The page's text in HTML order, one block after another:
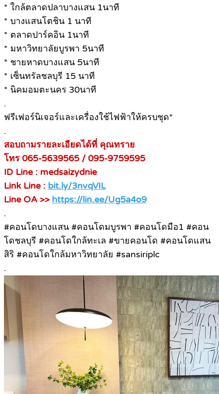
* ใกล้ตลาดปลาบางแสน 1นาที
* บางแสนโตชิน 1 นาที
* ตลาดปาร์คอิน 1นาที
* มหาวิทยาลัยบูรพา 5นาที
* ชายหาดบางแสน 5นาที
* เซ็นทรัลชลบุรี 15 นาที
* นิคมอมตะนคร 30นาที
.
ฟรีเฟอร์นิเจอร์และเครื่องใช้ไฟฟ้าให้ครบชุด*
.
สอบถามรายละเอียดได้ที่ คุณทราย
โทร 065-5639565 / 095-9759595
ID Line : medsaizydnie
Link Line : bit.ly/3nvqVIL
Line OA >> https://lin.ee/Ug5a4o9
.
#คอนโดบางแสน #คอนโดมบูรพา #คอนโดมือ1 #คอน
โดชลบุรี #คอนโดใกล้ทะเล #ขายคอนโด #คอนโดแสน
สิริ #คอนโดใกล้มหาวิทยาลัย #sansiriplc
.